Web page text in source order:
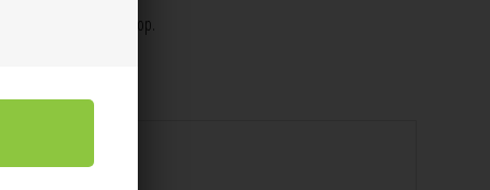
logo og justerbar strop.